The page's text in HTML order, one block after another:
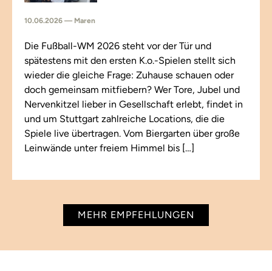
10.06.2026 — Maren
Die Fußball-WM 2026 steht vor der Tür und
spätestens mit den ersten K.o.-Spielen stellt sich
wieder die gleiche Frage: Zuhause schauen oder
doch gemeinsam mitfiebern? Wer Tore, Jubel und
Nervenkitzel lieber in Gesellschaft erlebt, findet in
und um Stuttgart zahlreiche Locations, die die
Spiele live übertragen. Vom Biergarten über große
Leinwände unter freiem Himmel bis […]
MEHR EMPFEHLUNGEN